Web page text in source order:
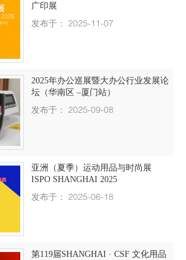
广印展
发布于： 2025-11-07
2025年办公巡展暨大办公行业发展论
坛（华南区 –厦门站）
发布于： 2025-09-08
亚洲（夏季）运动用品与时尚展
ISPO SHANGHAI 2025
发布于： 2025-06-18
第119届SHANGHAI · CSF 文化用品